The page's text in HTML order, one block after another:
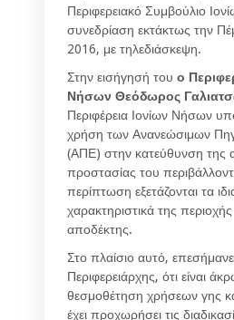
Περιφερειακό Συμβούλιο
συνεδρίαση εκτάκτως την
2016, με τηλεδιάσκεψη.
Στην εισήγησή του ο
Νήσων Θεόδωρος
Περιφέρεια Ιονίων Νήσων
χρήση των Ανανεώσιμων
(ΑΠΕ) στην κατεύθυνση της
προστασίας του
περίπτωση εξετάζονται τα
χαρακτηριστικά της περιοχής
αποδέκτης.
Στο πλαίσιο αυτό,
Περιφερειάρχης, ότι είναι
θεσμοθέτηση χρήσεων γης
έχει προχωρήσει τις